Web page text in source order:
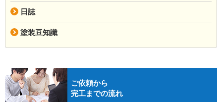
日誌
塗装豆知識
ご依頼から
完工までの流れ